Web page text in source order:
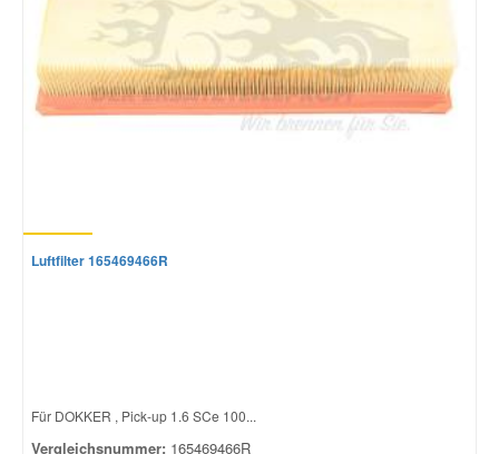
Luftfilter 165469466R
Für DOKKER , Pick-up 1.6 SCe 100...
Vergleichsnummer: 165469466R